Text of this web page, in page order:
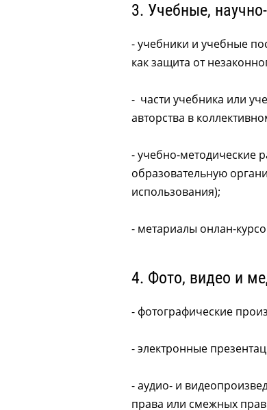
3. Учебные,
- учебники и учебные
как защита от
- части учебника или
авторства в
- учебно-методические
образовательную
использования);
- метариалы онлан-
4. Фото, видео и
- фотографические
- электронные
- аудио- и
права или смежных